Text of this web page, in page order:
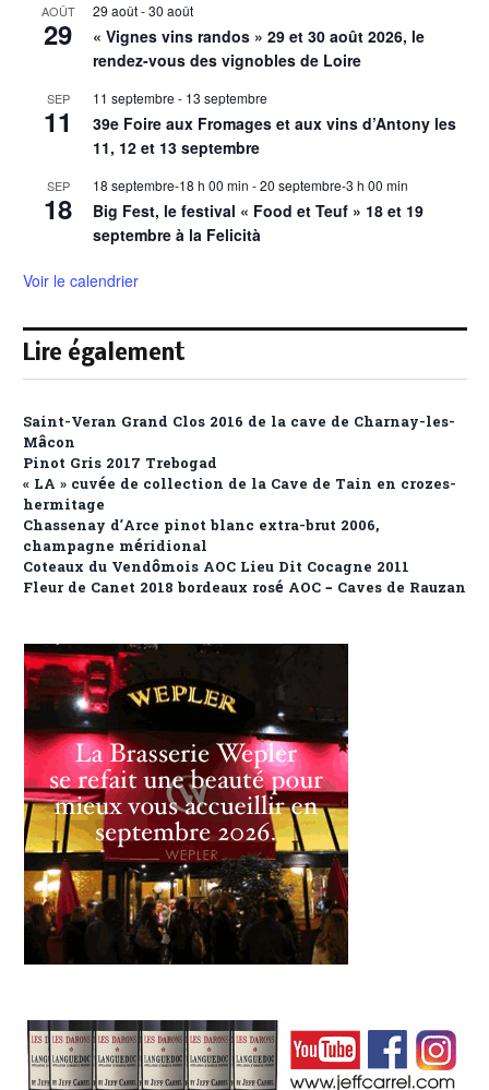
AOÛT
29
29 août-30 août
« Vignes vins randos » 29 et 30 août 2026, le
rendez-vous des vignobles de Loire
SEP
11
11 septembre - 13 septembre
39e Foire aux Fromages et aux vins d’Antony les
11, 12 et 13 septembre
SEP
18
18 septembre-18 h 00 min -20 septembre-3 h 00 min
Big Fest, le festival « Food et Teuf » 18 et 19
septembre à la Felicità
Voir le calendrier
Lire également
Saint-Veran Grand Clos 2016 de la cave de Charnay-les-
Mâcon
Pinot Gris 2017 Trebogad
« LA » cuvée de collection de la Cave de Tain en crozes-
hermitage
Chassenay d’Arce pinot blanc extra-brut 2006,
champagne méridional
Coteaux du Vendômois AOC Lieu Dit Cocagne 2011
Fleur de Canet 2018 bordeaux rosé AOC – Caves de Rauzan